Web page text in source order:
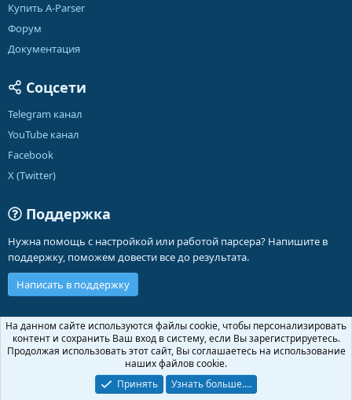
Купить A-Parser
Форум
Документация
Соцсети
Telegram канал
YouTube канал
Facebook
X (Twitter)
Поддержка
Нужна помощь с настройкой или работой парсера? Напишите в
поддержку, поможем довести все до результата.
Написать в поддержку
Russian (RU)
Обратная связь
Условия и правила
Политика конфиденциальности
Помощь
Community platform by XenForo ® © 2010-2026 XenForo Ltd.
На данном сайте используются файлы cookie, чтобы персонализировать
контент и сохранить Ваш вход в систему, если Вы зарегистрируетесь.
Продолжая использовать этот сайт, Вы соглашаетесь на использование
наших файлов cookie.
Принять
Узнать больше.…